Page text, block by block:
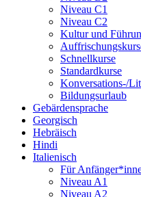
Niveau C1
Niveau C2
Kultur und
Schnellkurse
Standardkurse
Konversations-/
Bildungsurlaub
Gebärdensprache
Georgisch
Hebräisch
Hindi
Italienisch
Für
Niveau A1
Niveau A2